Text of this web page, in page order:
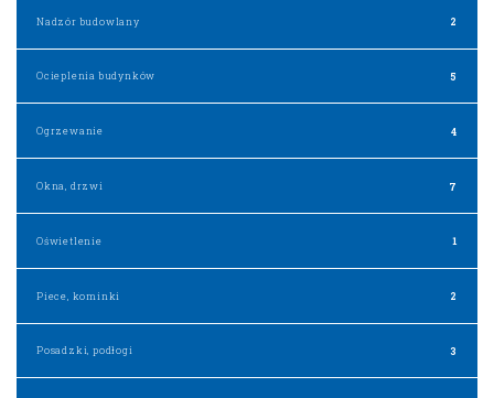
Nadzór budowlany 2
Ocieplenia budynków 5
Ogrzewanie 4
Okna, drzwi 7
Oświetlenie 1
Piece, kominki 2
Posadzki, podłogi 3